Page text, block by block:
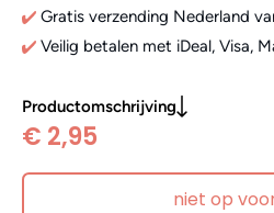
Gratis verzending Nederland
Veilig betalen met iDeal, Visa,
Productomschrijving
€ 2,95
niet op